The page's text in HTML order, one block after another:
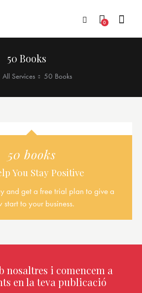
0
50 Books
All Services 50 Books
You Stay Positive
50 books
and get a free trial plan to give a
start to your business.
nosaltres i comencem a
en la teva publicació